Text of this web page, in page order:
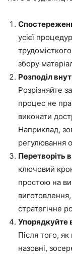
усієї
збору
Розподіл
Розрізняйте
процес не
виконати
Наприклад,
регулювання
Перетворіть
ключовий
простою на
стратегічне
Упорядкуйте
Після того,
назовні,